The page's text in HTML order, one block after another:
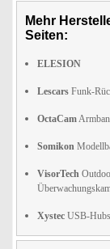
Mehr
Seiten:
ELESION
Lescars Funk-
OctaCam
Somikon
VisorTech
Xystec USB-Hubs